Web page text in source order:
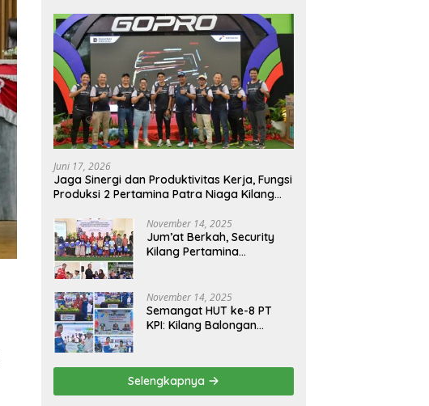
Juni 17, 2026
Jaga Sinergi dan Produktivitas Kerja, Fungsi
Produksi 2 Pertamina Patra Niaga Kilang
November 14, 2025
Jum’at Berkah, Security
Kilang Pertamina
November 14, 2025
Semangat HUT ke-8 PT
KPI: Kilang Balongan
Berbagi Bersama
Penyandang Disabilitas
dan Yayasan Pendidikan
Selengkapnya